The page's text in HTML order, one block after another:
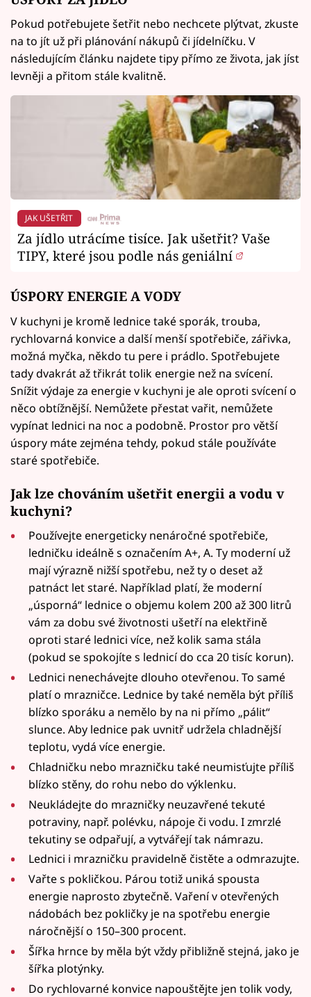
Pokud potřebujete šetřit nebo nechcete plýtvat, zkuste
na to jít už při plánování nákupů či jídelníčku. V
následujícím článku najdete tipy přímo ze života, jak jíst
levněji a přitom stále kvalitně.
JAK UŠETŘIT
Za jídlo utrácíme tisíce. Jak ušetřit? Vaše
TIPY, které jsou podle nás geniální
ÚSPORY ENERGIE A VODY
V kuchyni je kromě lednice také sporák, trouba,
rychlovarná konvice a další menší spotřebiče, zářivka,
možná myčka, někdo tu pere i prádlo. Spotřebujete
tady dvakrát až třikrát tolik energie než na svícení.
Snížit výdaje za energie v kuchyni je ale oproti svícení o
něco obtížnější. Nemůžete přestat vařit, nemůžete
vypínat lednici na noc a podobně. Prostor pro větší
úspory máte zejména tehdy, pokud stále používáte
staré spotřebiče.
Jak lze chováním ušetřit energii a vodu v
kuchyni?
Používejte energeticky nenáročné spotřebiče,
ledničku ideálně s označením A+, A. Ty moderní už
mají výrazně nižší spotřebu, než ty o deset až
patnáct let staré. Například platí, že moderní
„úsporná“ lednice o objemu kolem 200 až 300 litrů
vám za dobu své životnosti ušetří na elektřině
oproti staré lednici více, než kolik sama stála
(pokud se spokojíte s lednicí do cca 20 tisíc korun).
Lednici nenechávejte dlouho otevřenou. To samé
platí o mrazničce. Lednice by také neměla být příliš
blízko sporáku a nemělo by na ni přímo „pálit“
slunce. Aby lednice pak uvnitř udržela chladnější
teplotu, vydá více energie.
Chladničku nebo mrazničku také neumisťujte příliš
blízko stěny, do rohu nebo do výklenku.
Neukládejte do mrazničky neuzavřené tekuté
potraviny, např. polévku, nápoje či vodu. I zmrzlé
tekutiny se odpařují, a vytvářejí tak námrazu.
Lednici i mrazničku pravidelně čistěte a odmrazujte.
Vařte s pokličkou. Párou totiž uniká spousta
energie naprosto zbytečně. Vaření v otevřených
nádobách bez pokličky je na spotřebu energie
náročnější o 150–300 procent.
Šířka hrnce by měla být vždy přibližně stejná, jako je
šířka plotýnky.
Do rychlovarné konvice napouštějte jen tolik vody,